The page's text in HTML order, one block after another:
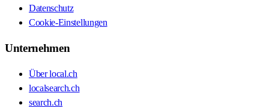
Datenschutz
Cookie-Einstellungen
Unternehmen
Über local.ch
localsearch.ch
search.ch